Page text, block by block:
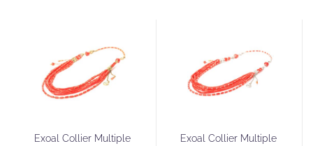
Exoal Collier Multiple
Exoal Collier Multiple